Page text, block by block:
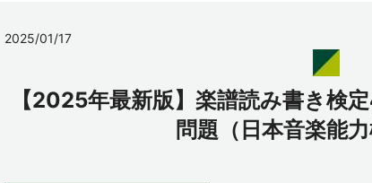
2025/01/17
【2025年最新版】楽譜読み書き検
問題（日本音楽能力